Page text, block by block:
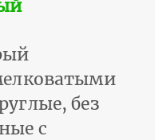
без
с